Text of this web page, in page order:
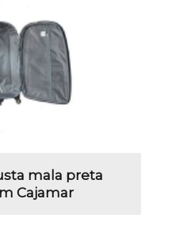
mala preta
Cajamar